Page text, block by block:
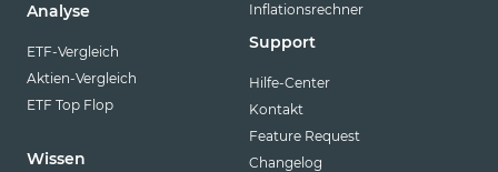
Analyse
ETF-Vergleich
Aktien-Vergleich
ETF Top Flop
Wissen
Inflationsrechner
Support
Hilfe-Center
Kontakt
Feature Request
Changelog